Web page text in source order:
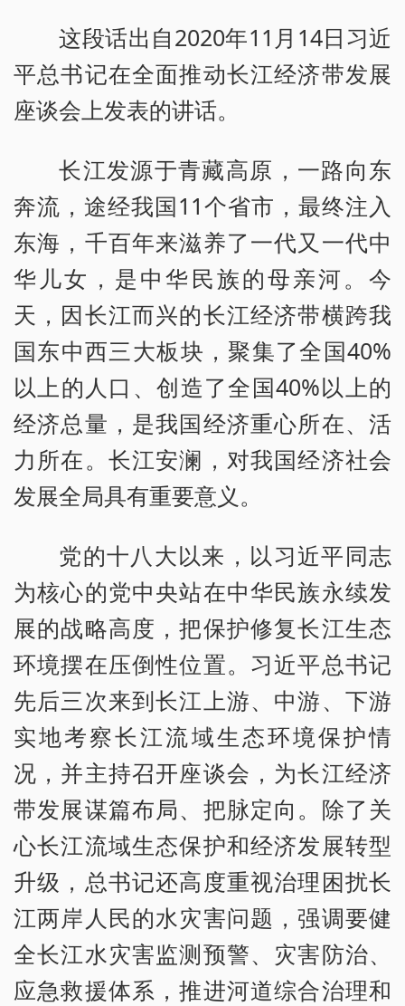
这段话出自2020年11月14日习近
平总书记在全面推动长江经济带发展
座谈会上发表的讲话。
长江发源于青藏高原，一路向东
奔流，途经我国11个省市，最终注入
东海，千百年来滋养了一代又一代中
华儿女，是中华民族的母亲河。今
天，因长江而兴的长江经济带横跨我
国东中西三大板块，聚集了全国40%
以上的人口、创造了全国40%以上的
经济总量，是我国经济重心所在、活
力所在。长江安澜，对我国经济社会
发展全局具有重要意义。
党的十八大以来，以习近平同志
为核心的党中央站在中华民族永续发
展的战略高度，把保护修复长江生态
环境摆在压倒性位置。习近平总书记
先后三次来到长江上游、中游、下游
实地考察长江流域生态环境保护情
况，并主持召开座谈会，为长江经济
带发展谋篇布局、把脉定向。除了关
心长江流域生态保护和经济发展转型
升级，总书记还高度重视治理困扰长
江两岸人民的水灾害问题，强调要健
全长江水灾害监测预警、灾害防治、
应急救援体系，推进河道综合治理和